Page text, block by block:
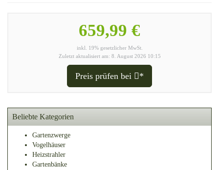
659,99 €
inkl. 19% gesetzlicher MwSt.
Zuletzt aktualisiert am: 8. August 2026 10:15
Preis prüfen bei *
Beliebte Kategorien
Gartenzwerge
Vogelhäuser
Heizstrahler
Gartenbänke